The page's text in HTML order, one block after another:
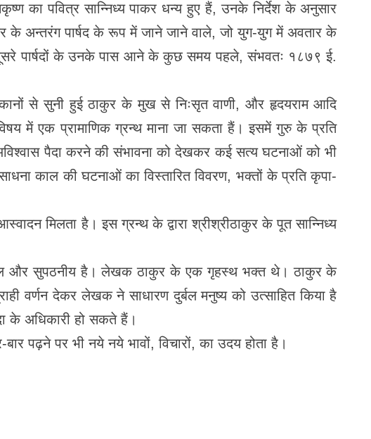
का पवित्र सान्निध्य पाकर धन्य हुए हैं, उनके निर्देश के अनुसार
के अन्तरंग पार्षद के रूप में जाने जाने वाले, जो युग-युग में अवतार के
पार्षदों के उनके पास आने के कुछ समय पहले, संभवतः १८७९ ई.
कानों से सुनी हुई ठाकुर के मुख से निःसृत वाणी, और हृदयराम आदि
में एक प्रामाणिक ग्रन्थ माना जा सकता हैं। इसमें गुरु के प्रति
पैदा करने की संभावना को देखकर कई सत्य घटनाओं को भी
काल की घटनाओं का विस्तारित विवरण, भक्तों के प्रति कृपा-
मिलता है। इस ग्रन्थ के द्वारा श्रीश्रीठाकुर के पूत सान्निध्य
सरल और सुपठनीय है। लेखक ठाकुर के एक गृहस्थ भक्त थे। ठाकुर के
वर्णन देकर लेखक ने साधारण दुर्बल मनुष्य को उत्साहित किया है
के अधिकारी हो सकते हैं।
पढ़ने पर भी नये नये भावों, विचारों, का उदय होता है।